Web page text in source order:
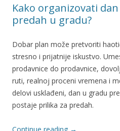
Kako organizovati
predah u gradu?
Dobar plan može pretvoriti
stresno i prijatnije iskustvo.
prodavnice do prodavnice,
ruti, realnoj proceni vremena i
delovi usklađeni, dan u gradu
postaje prilika za predah.
Continue reading →